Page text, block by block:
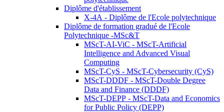
Diplôme d'établissement
X-4A - Diplôme de l'Ecole polytechnique
Diplôme de formation gradué de l'Ecole
Polytechnique -MSc&T
MScT-AI-ViC - MScT-Artificial
Intelligence and Advanced Visual
Computing
MScT-CyS - MScT-Cybersecurity (CyS)
MScT-DDDF - MScT-Double Degree
Data and Finance (DDDF)
MScT-DEPP - MScT-Data and Economics
for Public Policy (DEPP)